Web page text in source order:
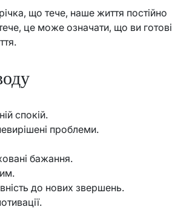
що тече, наше життя постійно
це може означати, що ви готові
спокій.
проблеми.
бажання.
до нових звершень.